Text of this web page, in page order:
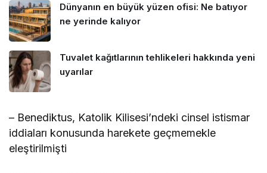
Dünyanın en büyük yüzen ofisi: Ne batıyor
ne yerinde kalıyor
Tuvalet kağıtlarının tehlikeleri hakkında yeni
uyarılar
– Benediktus, Katolik Kilisesi’ndeki cinsel istismar
iddiaları konusunda harekete geçmemekle
eleştirilmişti